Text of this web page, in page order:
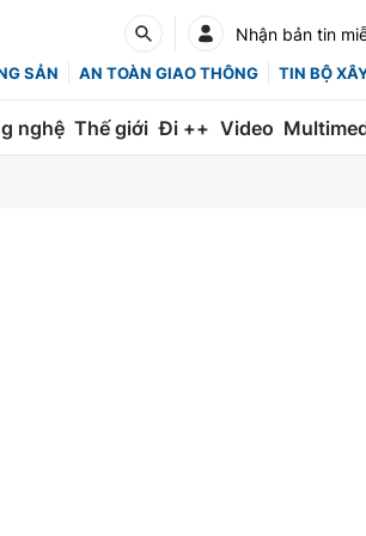
Nhận bản tin
SẢN AN TOÀN GIAO THÔNG TIN BỘ
nghệ Thế giới Đi ++ Video